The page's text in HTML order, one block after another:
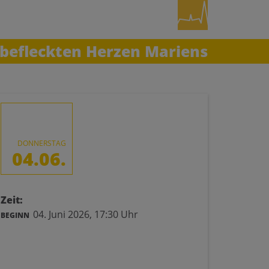
Herzen Mariens
DONNERSTAG
04.06.
Zeit:
BEGINN 04. Juni 2026, 17:30 Uhr